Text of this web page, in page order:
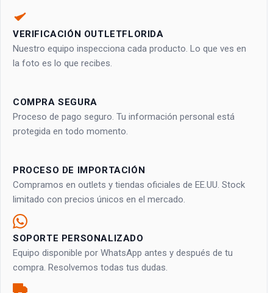
VERIFICACIÓN OUTLETFLORIDA
Nuestro equipo inspecciona cada producto. Lo que ves en
la foto es lo que recibes.
COMPRA SEGURA
Proceso de pago seguro. Tu información personal está
protegida en todo momento.
PROCESO DE IMPORTACIÓN
Compramos en outlets y tiendas oficiales de EE.UU. Stock
limitado con precios únicos en el mercado.
SOPORTE PERSONALIZADO
Equipo disponible por WhatsApp antes y después de tu
compra. Resolvemos todas tus dudas.